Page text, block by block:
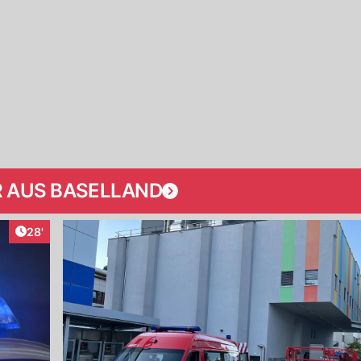
AUS BASELLAND
Artikel veröffentlicht:
28'